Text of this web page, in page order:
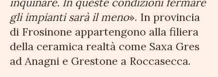
gli impianti sarà il meno». In provincia
di Frosinone appartengono alla filiera
della ceramica realtà come Saxa Gres
ad Anagni e Grestone a Roccasecca.